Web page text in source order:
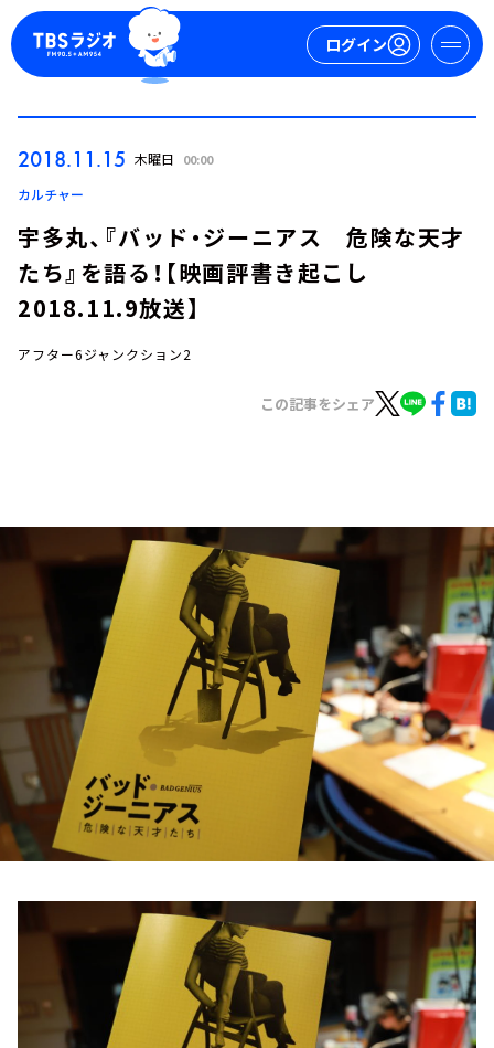
ログイン
イベント・グッズ
YouTube
会社情報
2018.11.15 木曜日 00:00
カルチャー
宇多丸、『バッド・ジーニアス 危険な天才
たち』を語る！【映画評書き起こし
2018.11.9放送】
アフター6ジャンクション2
この記事をシェア